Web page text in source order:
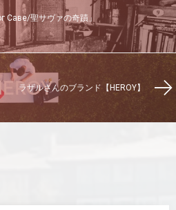
Саве/聖サヴァの奇蹟」
ラザルさんのブランド【HEROY】